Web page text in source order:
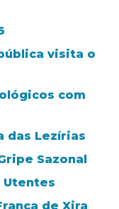
visita o
com
das Lezírias
Sazonal
Utentes
de Xira